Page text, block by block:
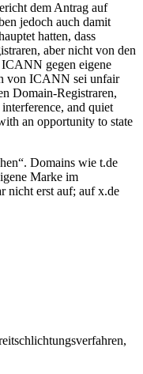
dem Antrag auf
jedoch auch damit
hatten, dass
aber nicht von den
gegen eigene
von ICANN sei unfair
Domain-Registraren,
and quiet
an opportunity to state
Domains wie t.de
Marke im
nicht erst auf; auf x.de